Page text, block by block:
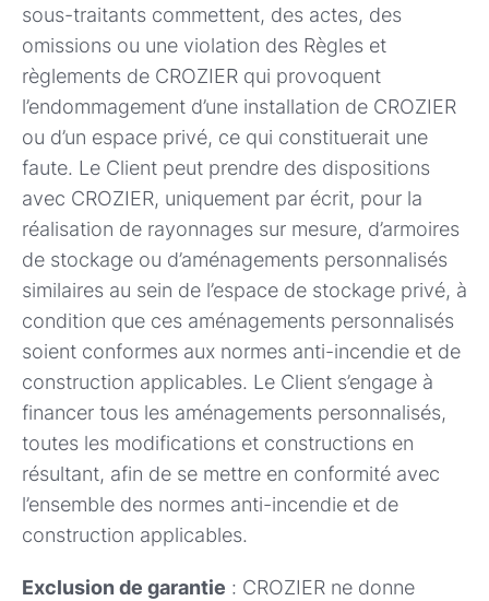
sous-traitants commettent, des actes, des
omissions ou une violation des Règles et
règlements de CROZIER qui provoquent
l’endommagement d’une installation de CROZIER
ou d’un espace privé, ce qui constituerait une
faute. Le Client peut prendre des dispositions
avec CROZIER, uniquement par écrit, pour la
réalisation de rayonnages sur mesure, d’armoires
de stockage ou d’aménagements personnalisés
similaires au sein de l’espace de stockage privé, à
condition que ces aménagements personnalisés
soient conformes aux normes anti-incendie et de
construction applicables. Le Client s’engage à
financer tous les aménagements personnalisés,
toutes les modifications et constructions en
résultant, afin de se mettre en conformité avec
l’ensemble des normes anti-incendie et de
construction applicables.
Exclusion de garantie : CROZIER ne donne